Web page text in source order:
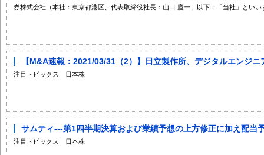
券株式会社（本社：東京都港区、代表取締役社長：山口 慶一、以下：「当社」といい
【M&A速報：2021/03/31（2）】日立製作所、デジタルエンジ
注目トピックス 日本株
サムティ---第1四半期決算および業績予想の上方修正に加え配当
注目トピックス 日本株